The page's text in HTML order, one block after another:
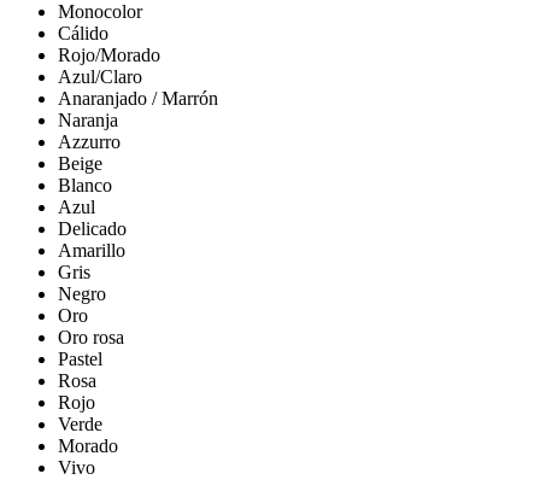
Monocolor
Cálido
Rojo/Morado
Azul/Claro
Anaranjado / Marrón
Naranja
Azzurro
Beige
Blanco
Azul
Delicado
Amarillo
Gris
Negro
Oro
Oro rosa
Pastel
Rosa
Rojo
Verde
Morado
Vivo